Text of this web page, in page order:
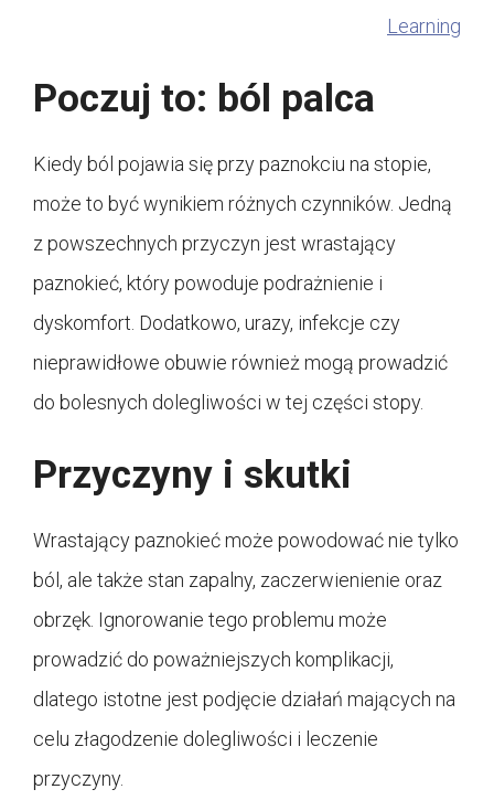
Learning
Poczuj to: ból palca
Kiedy ból pojawia się przy paznokciu na stopie,
może to być wynikiem różnych czynników. Jedną
z powszechnych przyczyn jest wrastający
paznokieć, który powoduje podrażnienie i
dyskomfort. Dodatkowo, urazy, infekcje czy
nieprawidłowe obuwie również mogą prowadzić
do bolesnych dolegliwości w tej części stopy.
Przyczyny i skutki
Wrastający paznokieć może powodować nie tylko
ból, ale także stan zapalny, zaczerwienienie oraz
obrzęk. Ignorowanie tego problemu może
prowadzić do poważniejszych komplikacji,
dlatego istotne jest podjęcie działań mających na
celu złagodzenie dolegliwości i leczenie
przyczyny.